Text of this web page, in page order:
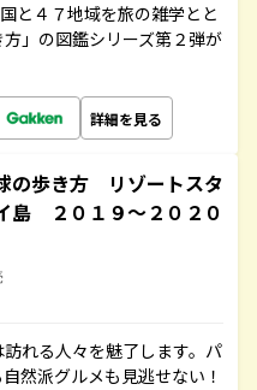
と４７地域を旅の雑学とと
」の図鑑シリーズ第２弾が
詳細を見る
の歩き方 リゾートスタ
２０１９～２０２０
れる人々を魅了します。パ
然派グルメも見逃せない！